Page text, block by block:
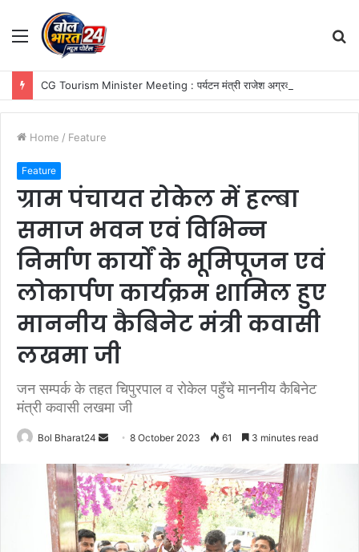
Menu
Home / Feature
Feature
ग्राम पंचायत रोकेल में हल्बा
समाज भवन एवं विभिन्न
निर्माण कार्यों के भूमिपूजन एवं
लोकार्पण कार्यक्रम शामिल हुए
माननीय कैबिनेट मंत्री कवासी
लखमा जी
जन सम्पर्क के तहत चिपुरपाल व रोकेल पहुँचे माननीय कैबिनेट
मंत्री कवासी लखमा जी
Bol Bharat24
Send
email
8 October 2023 61 3 minutes read